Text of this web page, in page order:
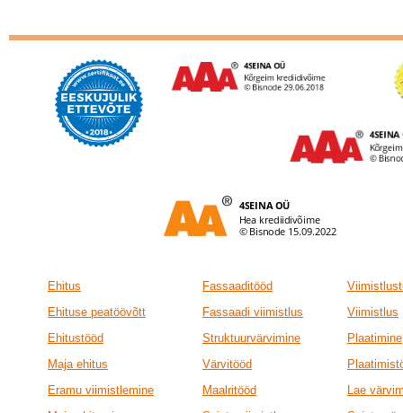
Ehitus Fassaaditööd
Ehituse peatöövõtt
Fassaadi viimistlus
Viimistlus
Ehitustööd
Struktuurvärvimine
Plaatimine
Maja ehitus
Värvitööd
Eramu viimistlemine
Maalritööd
Lae